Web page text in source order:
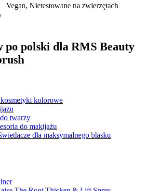
Vegan, Nietestowane na zwierzętach
po polski dla RMS Beauty
kolorowe
twarzy
do makijażu
dla maksymalnego blasku